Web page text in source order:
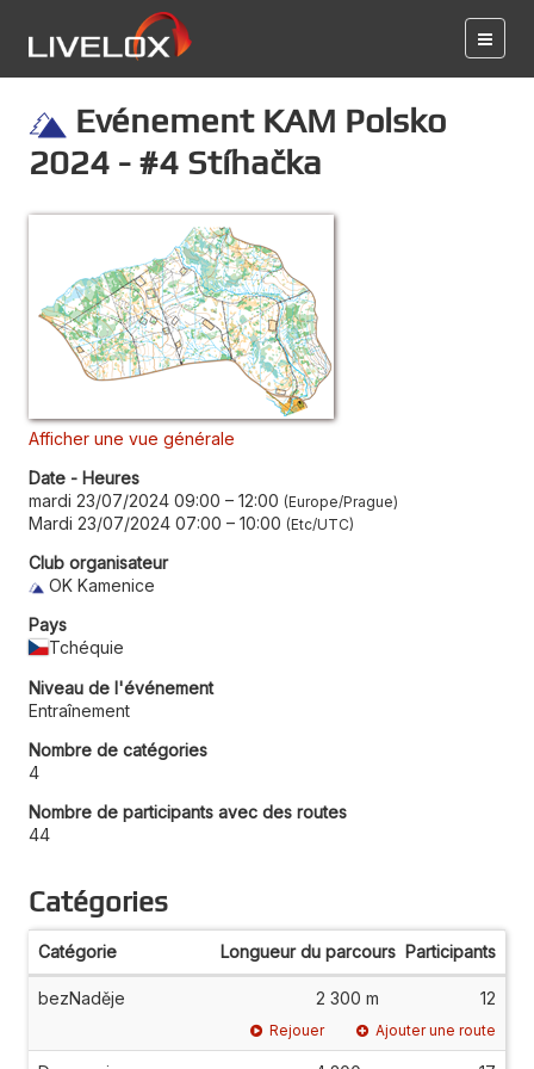
Evénement KAM Polsko
2024 - #4 Stíhačka
Afficher une vue générale
Date - Heures
mardi 23/07/2024 09:00 – 12:00 Europe/Prague
Mardi 23/07/2024 07:00 – 10:00 Etc/UTC
Club organisateur
OK Kamenice
Pays
Tchéquie
Niveau de l'événement
Entraînement
Nombre de catégories
4
Nombre de participants avec des routes
44
Catégories
Catégorie Longueur du parcours Participants
bezNaděje 2 300 m 12
Rejouer Ajouter une route